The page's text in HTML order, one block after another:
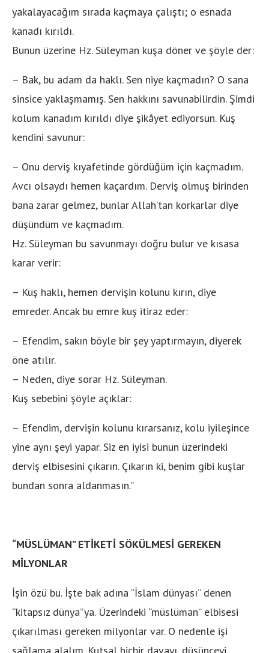
yakalayacağım sırada kaçmaya çalıştı; o esnada
kanadı kırıldı.
Bunun üzerine Hz. Süleyman kuşa döner ve şöyle der:
– Bak, bu adam da haklı. Sen niye kaçmadın? O sana
sinsice yaklaşmamış. Sen hakkını savunabilirdin. Şimdi
kolum kanadım kırıldı diye şikâyet ediyorsun. Kuş
kendini savunur:
– Onu derviş kıyafetinde gördüğüm için kaçmadım.
Avcı olsaydı hemen kaçardım. Derviş olmuş birinden
bana zarar gelmez, bunlar Allah’tan korkarlar diye
düşündüm ve kaçmadım.
Hz. Süleyman bu savunmayı doğru bulur ve kısasa
karar verir:
– Kuş haklı, hemen dervişin kolunu kırın, diye
emreder. Ancak bu emre kuş itiraz eder:
– Efendim, sakın böyle bir şey yaptırmayın, diyerek
öne atılır.
– Neden, diye sorar Hz. Süleyman.
Kuş sebebini şöyle açıklar:
– Efendim, dervişin kolunu kırarsanız, kolu iyileşince
yine aynı şeyi yapar. Siz en iyisi bunun üzerindeki
derviş elbisesini çıkarın. Çıkarın ki, benim gibi kuşlar
bundan sonra aldanmasın.”
“MÜSLÜMAN” ETİKETİ SÖKÜLMESİ GEREKEN
MİLYONLAR
İşin özü bu. İşte bak adına “İslam dünyası” denen
“kitapsız dünya”ya. Üzerindeki “müslüman” elbisesi
çıkarılması gereken milyonlar var. O nedenle işi
sağlama alalım. Kutsal hiçbir davayı, düşünceyi